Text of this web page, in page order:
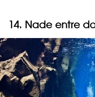
14. Nade entre